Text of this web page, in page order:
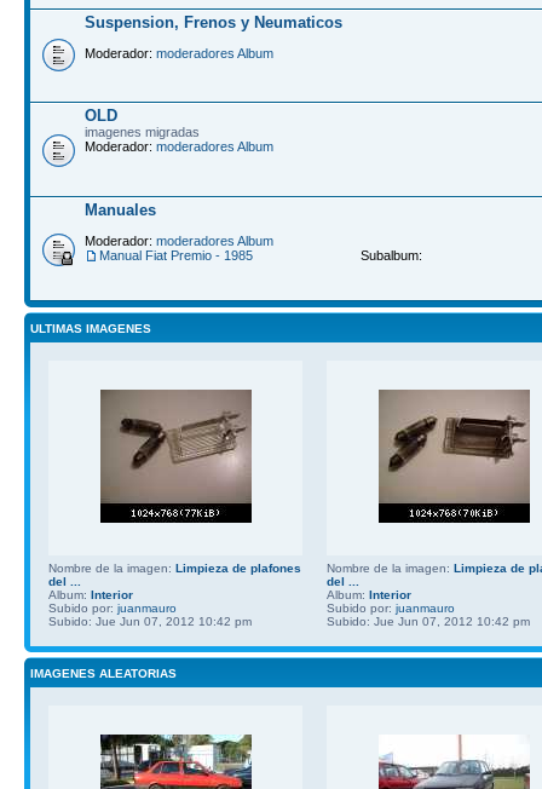
Suspension, Frenos y Neumaticos
Moderador: moderadores Album
OLD
imagenes migradas
Moderador: moderadores Album
Manuales
Moderador: moderadores Album
Subalbum:
Manual Fiat Premio - 1985
ULTIMAS IMAGENES
Nombre de la imagen: Limpieza de plafones
del ...
Album: Interior
Subido por: juanmauro
Subido: Jue Jun 07, 2012 10:42 pm
Nombre de la imagen: Limpieza de
del ...
Album: Interior
Subido por: juanmauro
Subido: Jue Jun 07, 2012 10:42 pm
IMAGENES ALEATORIAS